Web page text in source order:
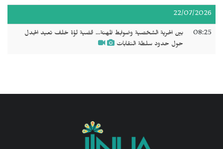
22/07/2026
08:25
بين الحرية الشخصية وضوابط المهنة... قضية لؤة خلف تعيد الجدل
حول حدود سلطة النقابات